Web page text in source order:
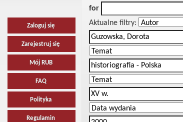
Zaloguj się
Zarejestruj się
Mój RUB
FAQ
Polityka
Regulamin
for
Aktualne filtry: